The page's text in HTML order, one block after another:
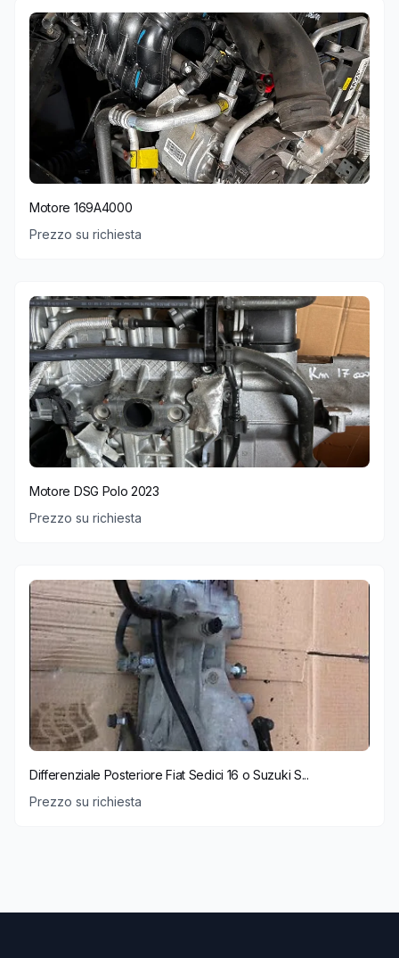
Motore 169A4000
Prezzo su richiesta
Motore DSG Polo 2023
Prezzo su richiesta
Differenziale Posteriore Fiat Sedici 16 o Suzuki S...
Prezzo su richiesta